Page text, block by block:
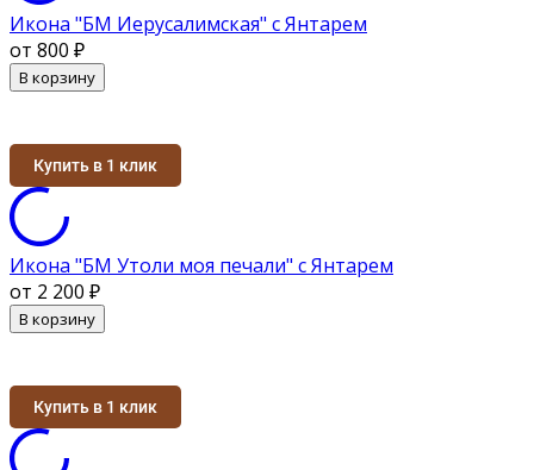
Икона "БМ Иерусалимская" с Янтарем
от 800 ₽
В корзину
Купить в 1 клик
Икона "БМ Утоли моя печали" с Янтарем
от 2 200 ₽
В корзину
Купить в 1 клик